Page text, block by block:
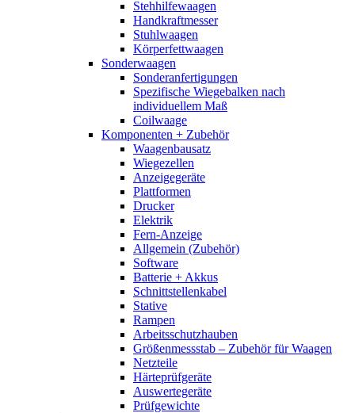
Stehhilfewaagen
Handkraftmesser
Stuhlwaagen
Körperfettwaagen
Sonderwaagen
Sonderanfertigungen
Spezifische Wiegebalken nach
individuellem Maß
Coilwaage
Komponenten + Zubehör
Waagenbausatz
Wiegezellen
Anzeigegeräte
Plattformen
Drucker
Elektrik
Fern-Anzeige
Allgemein (Zubehör)
Software
Batterie + Akkus
Schnittstellenkabel
Stative
Rampen
Arbeitsschutzhauben
Größenmessstab – Zubehör für Waagen
Netzteile
Härteprüfgeräte
Auswertegeräte
Prüfgewichte